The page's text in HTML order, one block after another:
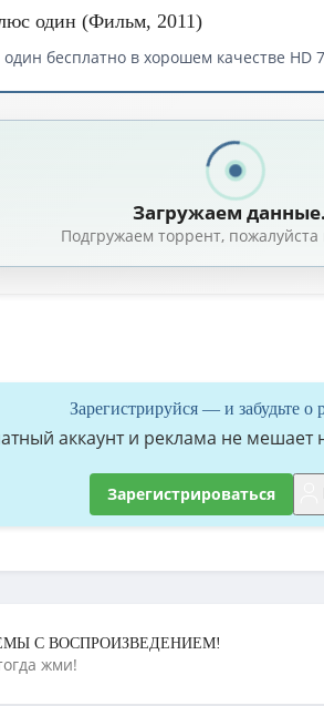
один (Фильм, 2011)
бесплатно в хорошем качестве HD
один / Intouchables 18 (2011)
/ 2011 / ПД, ЛО, СТ / BDRip (AVC)
Загружаем
Подгружаем торрент,
Зарегистрируйся — и забудьте о
аккаунт и реклама не мешает
Зарегистрироваться
С ВОСПРОИЗВЕДЕНИЕМ!
жми!